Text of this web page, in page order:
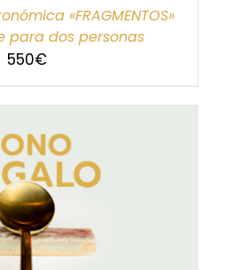
«FRAGMENTOS»
para dos personas
550€